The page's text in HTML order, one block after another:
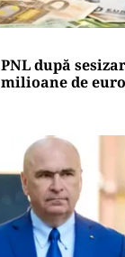
după
milioane de